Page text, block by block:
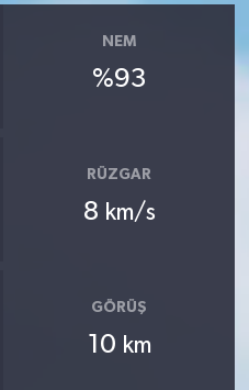
NEM
%93
RÜZGAR
8 km/s
GÖRÜŞ
10 km